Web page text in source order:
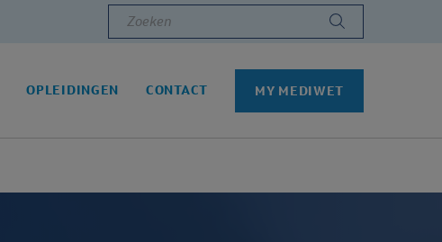
Zoeken
OPLEIDINGEN CONTACT MY MEDIWET